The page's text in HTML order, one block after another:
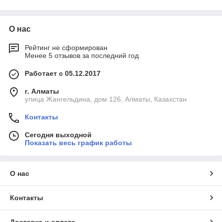
исполнения: открытого, в шумозащитном кожухе,
Производим подбор, демонтаж существующего старого
оборудования, поставку и монтаж, а также пуско-наладочные
работы.
В наличии и на заказ.
О нас
Рейтинг не сформирован
Менее 5 отзывов за последний год
Работает с 05.12.2017
г. Алматы
улица Жангельдина, дом 126, Алматы, Казахстан
Контакты
Сегодня выходной
Показать весь график работы
О нас
Контакты